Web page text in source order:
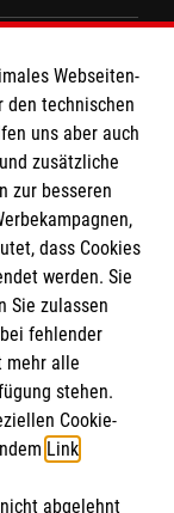
Webseiten-
den technischen
uns aber auch
zusätzliche
zur besseren
dass Cookies
werden. Sie
Sie zulassen
fehlender
mehr alle
stehen.
Cookie-
Link.
abgelehnt